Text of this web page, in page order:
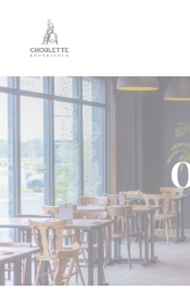
Панель управления